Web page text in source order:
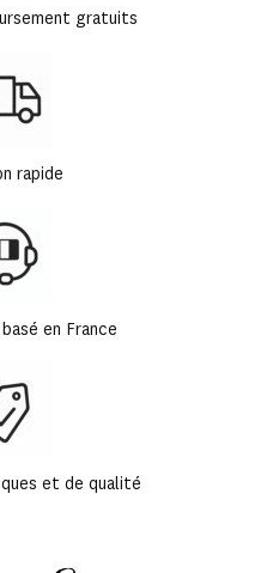
gratuits
rapide
en France
et de qualité